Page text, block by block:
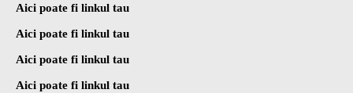
Aici poate fi linkul tau
Aici poate fi linkul tau
Aici poate fi linkul tau
Aici poate fi linkul tau